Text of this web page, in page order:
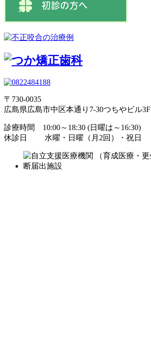
〒730-0035
広島県広島市中区本通り7-30つちやビル3F
診療時間 10:00～18:30 (日曜は～16:30)
休診日 水曜・日曜（月2回）・祝日